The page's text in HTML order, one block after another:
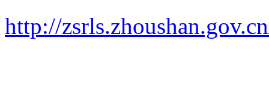
http://